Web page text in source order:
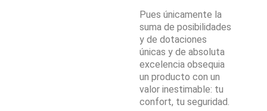
Pues únicamente la
suma de posibilidades
y de dotaciones
únicas y de absoluta
excelencia obsequia
un producto con un
valor inestimable: tu
confort, tu seguridad.